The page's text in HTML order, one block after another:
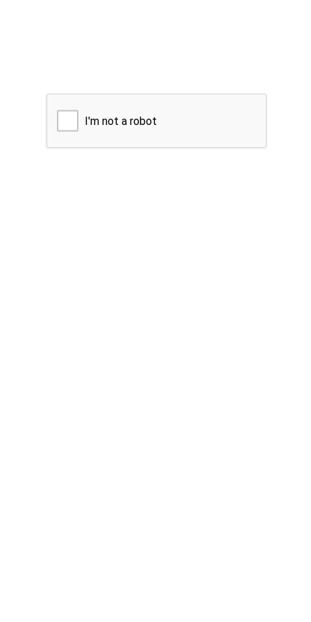
I'm not a robot